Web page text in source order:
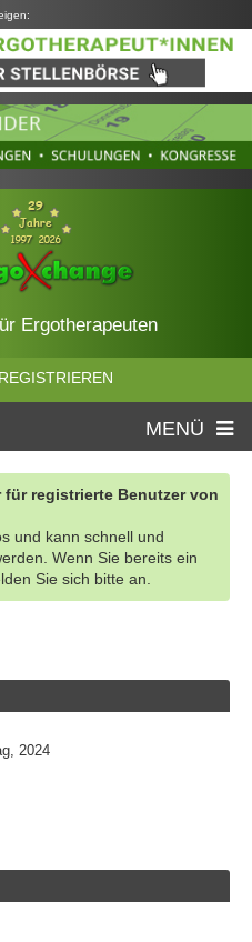
Ergotherapeuten
MENÜ
registrierte Benutzer von
und kann schnell und
Wenn Sie bereits ein
Sie sich bitte an.
2024